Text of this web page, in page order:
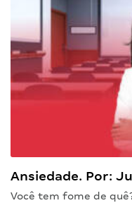
Ansiedade. Por:
Você tem fome de